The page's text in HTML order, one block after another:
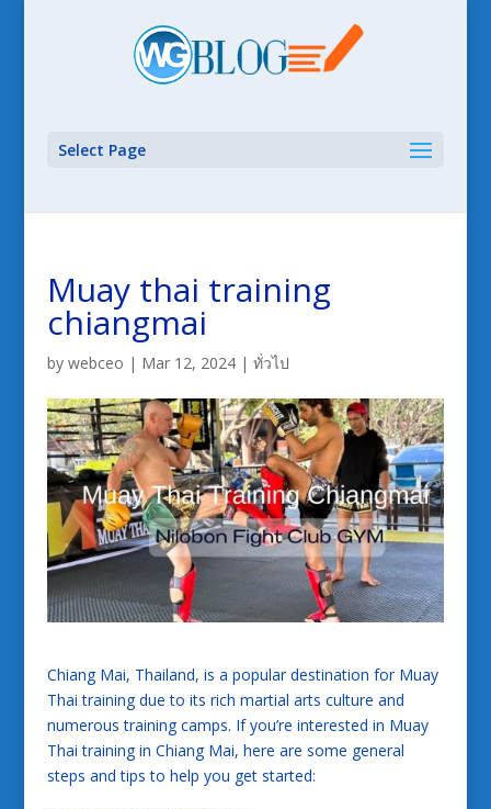
Select Page
Muay thai training
chiangmai
by webceo | Mar 12, 2024| ทั่วไป
Chiang Mai, Thailand, is a popular destination for Muay
Thai training due to its rich martial arts culture and
numerous training camps. If you’re interested in Muay
Thai training in Chiang Mai, here are some general
steps and tips to help you get started: